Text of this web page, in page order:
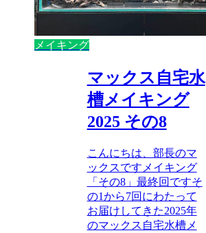
メイキング
マックス自宅水
槽メイキング
2025 その8
こんにちは、部長のマ
ックスですメイキング
「その8」最終回ですそ
の1から7回にわたって
お届けしてきた2025年
のマックス自宅水槽メ